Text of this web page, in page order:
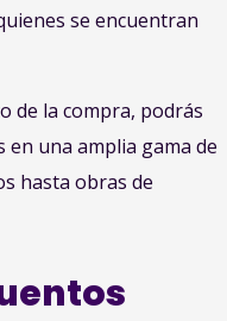
se encuentran
de la compra, podrás
una amplia gama de
hasta obras de